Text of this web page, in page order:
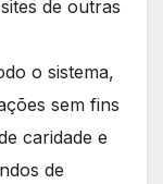
de outras
o sistema,
sem fins
caridade e
de